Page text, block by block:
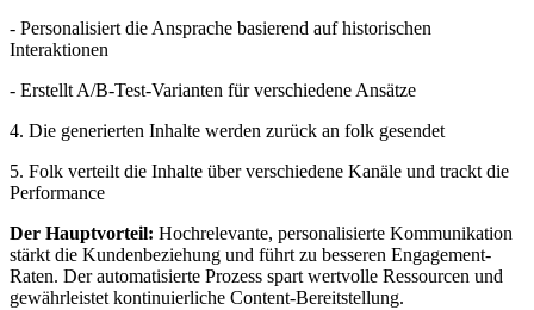
- Personalisiert die Ansprache basierend auf historischen
Interaktionen
- Erstellt A/B-Test-Varianten für verschiedene Ansätze
4. Die generierten Inhalte werden zurück an folk gesendet
5. Folk verteilt die Inhalte über verschiedene Kanäle und trackt die
Performance
Der Hauptvorteil: Hochrelevante, personalisierte Kommunikation
stärkt die Kundenbeziehung und führt zu besseren Engagement-
Raten. Der automatisierte Prozess spart wertvolle Ressourcen und
gewährleistet kontinuierliche Content-Bereitstellung.